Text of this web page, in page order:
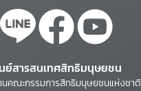
ย์สารสนเทศสิทธิมนุษยชน
นคณะกรรมการสิทธิมนุษยชนแห่งชาติ